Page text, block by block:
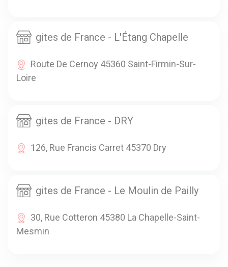
gites de France - L'Étang Chapelle
Route De Cernoy 45360 Saint-Firmin-Sur-
Loire
gites de France - DRY
126, Rue Francis Carret 45370 Dry
gites de France - Le Moulin de Pailly
30, Rue Cotteron 45380 La Chapelle-Saint-
Mesmin